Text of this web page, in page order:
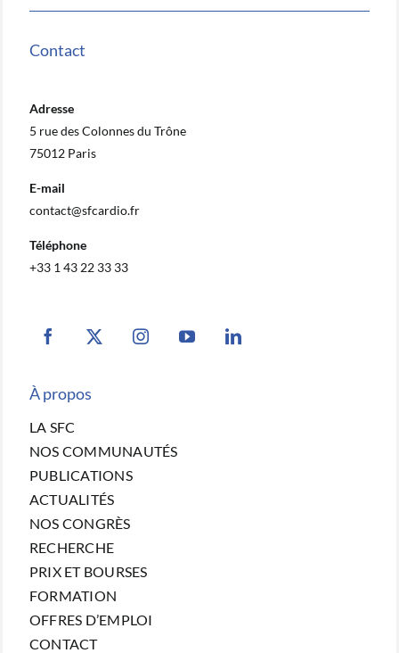
Contact
Adresse
5 rue des Colonnes du Trône
75012 Paris
E-mail
contact@sfcardio.fr
Téléphone
+33 1 43 22 33 33
À propos
LA SFC
NOS COMMUNAUTÉS
PUBLICATIONS
ACTUALITÉS
NOS CONGRÈS
RECHERCHE
PRIX ET BOURSES
FORMATION
OFFRES D’EMPLOI
CONTACT